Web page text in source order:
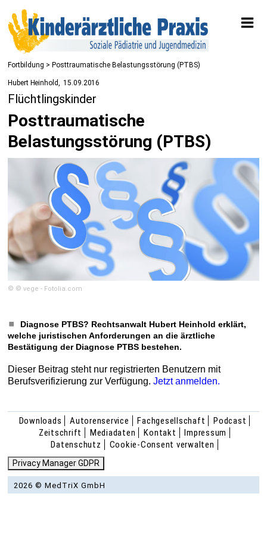
Fortbildung > Posttraumatische Belastungsstörung (PTBS)
Hubert Heinhold 15.09.2016
Flüchtlingskinder
Posttraumatische
Belastungsstörung (PTBS)
© © vege - Fotolia.com
Diagnose PTBS? Rechtsanwalt Hubert Heinhold erklärt,
welche juristischen Anforderungen an die ärztliche
Bestätigung der Diagnose PTBS bestehen.
Dieser Beitrag steht nur registrierten Benutzern mit
Berufsverifizierung zur Verfügung.Jetzt anmelden.
Downloads Autorenservice Fachgesellschaft
Podcast
Zeitschrift
Mediadaten Kontakt
Impressum
Datenschutz
Cookie-Consent verwalten
Privacy Manager GDPR
2026 © MedTriX GmbH